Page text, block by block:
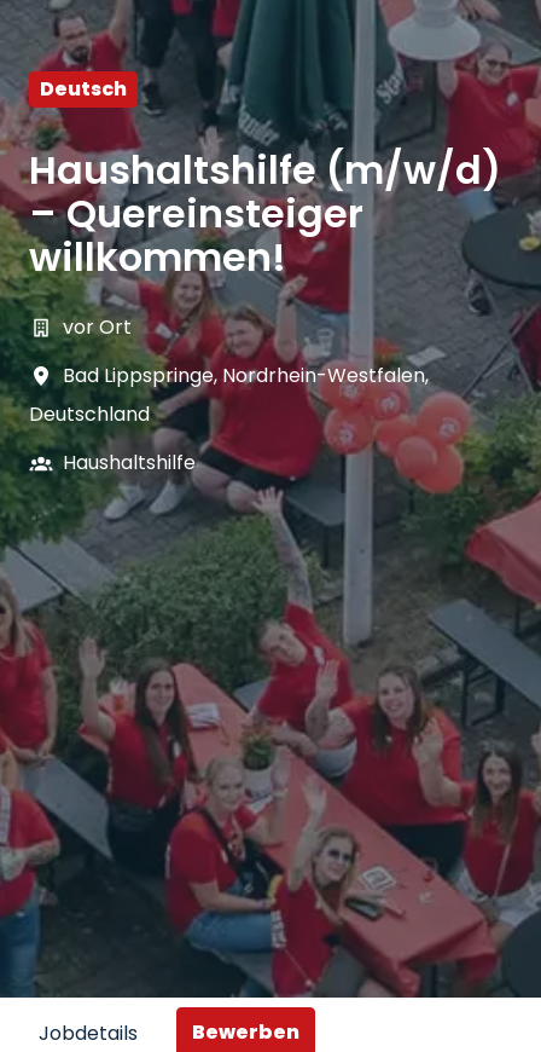
Deutsch
Haushaltshilfe (m/w/d)
– Quereinsteiger
willkommen!
vor Ort
Bad Lippspringe, Nordrhein-Westfalen,
Deutschland
Haushaltshilfe
Jobdetails Bewerben